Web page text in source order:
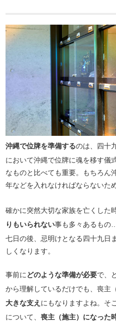
沖縄で位牌を準備するのは、四十
において沖縄で位牌に魂を移す儀
なものと比べても重要。もちろん
年などを入れなければならないた
確かに突然大切な家族を亡くした
りもいられない事も多々あるもの
七日の後、忌明けとなる四十九日
しくなります。
事前に どのような準備が必要で、
から理解しているだけでも、喪主
大きな支え にもなりますよね。そ
について、喪主（施主）になった